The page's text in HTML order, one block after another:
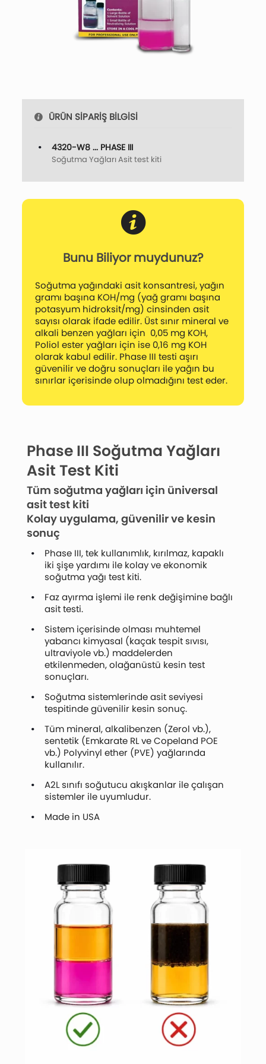
ÜRÜN SİPARİŞ BİLGİSİ
4320-W8 ... PHASE III
Soğutma Yağları Asit test kiti
Bunu Biliyor muydunuz?
Soğutma yağındaki asit konsantresi, yağın
gramı başına KOH/mg (yağ gramı başına
potasyum hidroksit/mg) cinsinden asit
sayısı olarak ifade edilir. Üst sınır mineral ve
alkali benzen yağları için 0,05 mg KOH,
Poliol ester yağları için ise 0,16 mg KOH
olarak kabul edilir. Phase III testi aşırı
güvenilir ve doğru sonuçları ile yağın bu
sınırlar içerisinde olup olmadığını test eder.
Phase III Soğutma Yağları
Asit Test Kiti
Tüm soğutma yağları için üniversal
asit test kiti
Kolay uygulama, güvenilir ve kesin
sonuç
Phase III, tek kullanımlık, kırılmaz, kapaklı
iki şişe yardımı ile kolay ve ekonomik
soğutma yağı test kiti.
Faz ayırma işlemi ile renk değişimine bağlı
asit testi.
Sistem içerisinde olması muhtemel
yabancı kimyasal (kaçak tespit sıvısı,
ultraviyole vb.) maddelerden
etkilenmeden, olağanüstü kesin test
sonuçları.
Soğutma sistemlerinde asit seviyesi
tespitinde güvenilir kesin sonuç.
Tüm mineral, alkalibenzen (Zerol vb.),
sentetik (Emkarate RL ve Copeland POE
vb.) Polyvinyl ether (PVE) yağlarında
kullanılır.
A2L sınıfı soğutucu akışkanlar ile çalışan
sistemler ile uyumludur.
Made in USA